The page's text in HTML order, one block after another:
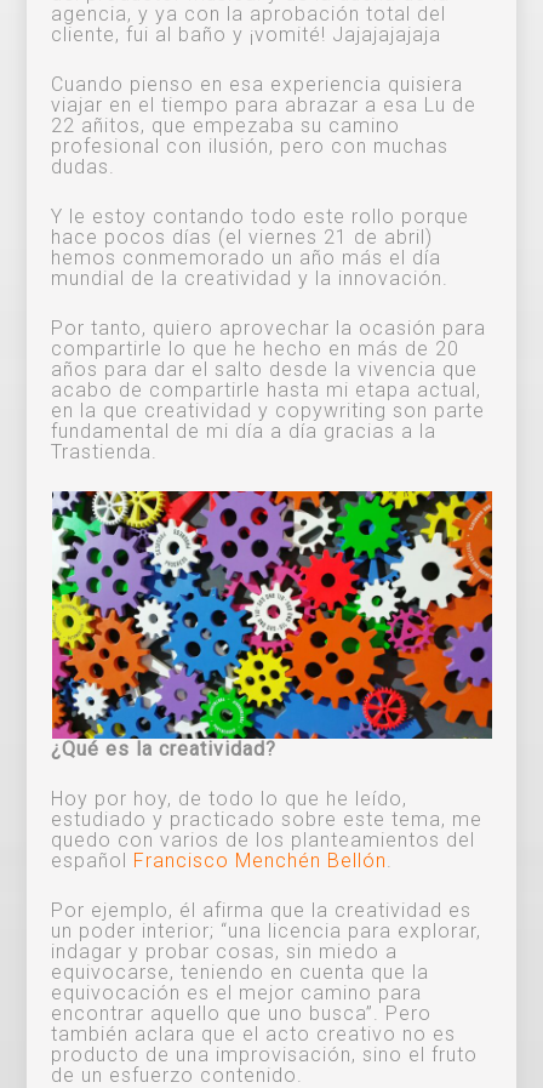
agencia, y ya con la aprobación total del
cliente, fui al baño y ¡vomité! Jajajajajaja
Cuando pienso en esa experiencia quisiera
viajar en el tiempo para abrazar a esa Lu de
22 añitos, que empezaba su camino
profesional con ilusión, pero con muchas
dudas.
Y le estoy contando todo este rollo porque
hace pocos días (el viernes 21 de abril)
hemos conmemorado un año más el día
mundial de la creatividad y la innovación.
Por tanto, quiero aprovechar la ocasión para
compartirle lo que he hecho en más de 20
años para dar el salto desde la vivencia que
acabo de compartirle hasta mi etapa actual,
en la que creatividad y copywriting son parte
fundamental de mi día a día gracias a la
Trastienda.
¿Qué es la creatividad?
Hoy por hoy, de todo lo que he leído,
estudiado y practicado sobre este tema, me
quedo con varios de los planteamientos del
español Francisco Menchén Bellón.
Por ejemplo, él afirma que la creatividad es
un poder interior; “una licencia para explorar,
indagar y probar cosas, sin miedo a
equivocarse, teniendo en cuenta que la
equivocación es el mejor camino para
encontrar aquello que uno busca”. Pero
también aclara que el acto creativo no es
producto de una improvisación, sino el fruto
de un esfuerzo contenido.